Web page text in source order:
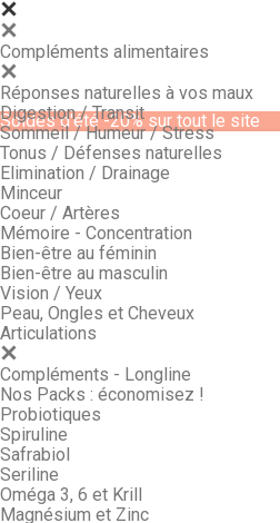
Soldes d'été -20% sur tout le site
Compléments alimentaires
Réponses naturelles à vos maux
Digestion / Transit
Sommeil / Humeur / Stress
Tonus / Défenses naturelles
Elimination / Drainage
Minceur
Coeur / Artères
Mémoire - Concentration
Bien-être au féminin
Bien-être au masculin
Vision / Yeux
Peau, Ongles et Cheveux
Articulations
Compléments - Longline
Nos Packs : économisez !
Probiotiques
Spiruline
Safrabiol
Seriline
Oméga 3, 6 et Krill
Magnésium et Zinc